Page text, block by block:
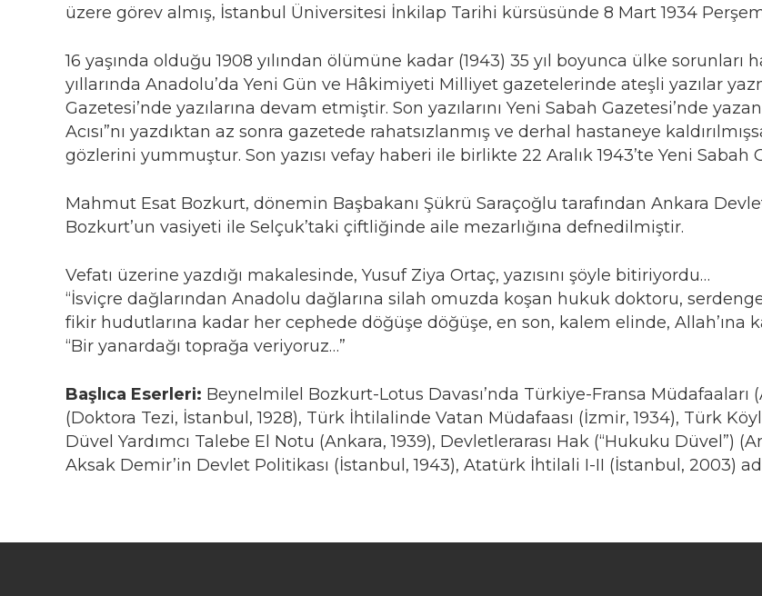
üzere görev almış, İstanbul Üniversitesi İnkilap Tarihi kürsüsünde 8 Mart 1934
16 yaşında olduğu 1908 yılından ölümüne kadar (1943) 35 yıl boyunca ülke
yıllarında Anadolu’da Yeni Gün ve Hâkimiyeti Milliyet gazetelerinde ateşli yazılar
Gazetesi’nde yazılarına devam etmiştir. Son yazılarını Yeni Sabah Gazetesi’nde
Acısı”nı yazdıktan az sonra gazetede rahatsızlanmış ve derhal hastaneye
gözlerini yummuştur. Son yazısı vefay haberi ile birlikte 22 Aralık 1943’te Yeni Sabah
Mahmut Esat Bozkurt, dönemin Başbakanı Şükrü Saraçoğlu tarafından Ankara
Bozkurt’un vasiyeti ile Selçuk’taki çiftliğinde aile mezarlığına defnedilmiştir.
Vefatı üzerine yazdığı makalesinde, Yusuf Ziya Ortaç, yazısını şöyle bitiriyordu…
“İsviçre dağlarından Anadolu dağlarına silah omuzda koşan hukuk doktoru,
fikir hudutlarına kadar her cephede döğüşe döğüşe, en son, kalem elinde, Allah’ına
“Bir yanardağı toprağa veriyoruz…”
Başlıca Eserleri: Beynelmilel Bozkurt-Lotus Davası’nda Türkiye-Fransa Müdafaaları
(Doktora Tezi, İstanbul, 1928), Türk İhtilalinde Vatan Müdafaası (İzmir, 1934), Türk
Düvel Yardımcı Talebe El Notu (Ankara, 1939), Devletlerarası Hak (“Hukuku Düvel”)
Aksak Demir’in Devlet Politikası (İstanbul, 1943), Atatürk İhtilali I-II (İstanbul, 2003)